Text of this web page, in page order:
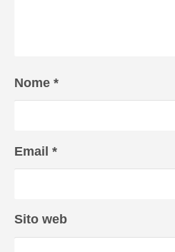
Nome *
Email *
Sito web